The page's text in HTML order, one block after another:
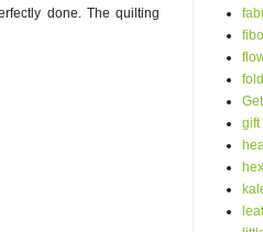
done. The quilting
gift
leaf